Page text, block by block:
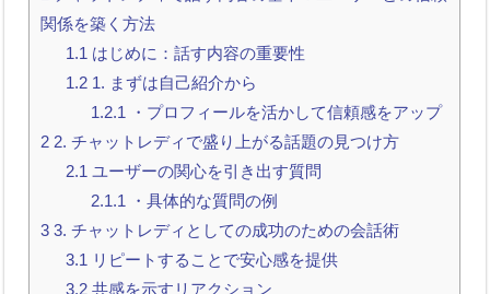
関係を築く方法
1.1 はじめに：話す内容の重要性
1.2 1. まずは自己紹介から
1.2.1 ・プロフィールを活かして信頼感をアップ
2 2. チャットレディで盛り上がる話題の見つけ方
2.1 ユーザーの関心を引き出す質問
2.1.1 ・具体的な質問の例
3 3. チャットレディとしての成功のための会話術
3.1 リピートすることで安心感を提供
3.2 共感を示すリアクション